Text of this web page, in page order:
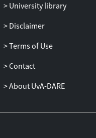
University library
Disclaimer
Terms of Use
Contact
About UvA-DARE